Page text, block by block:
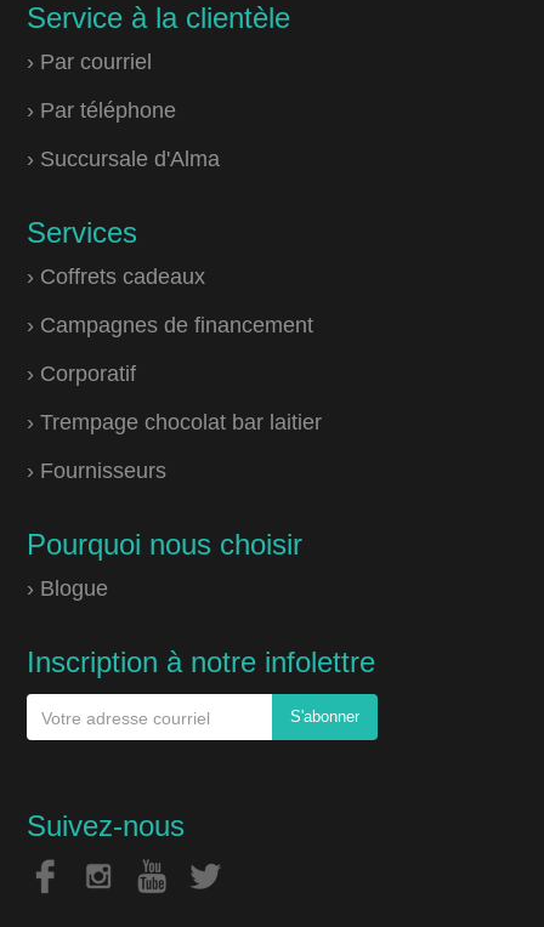
Service à la clientèle
› Par courriel
› Par téléphone
› Succursale d'Alma
Services
› Coffrets cadeaux
› Campagnes de financement
› Corporatif
› Trempage chocolat bar laitier
› Fournisseurs
Pourquoi nous choisir
› Blogue
Inscription à notre infolettre
Suivez-nous